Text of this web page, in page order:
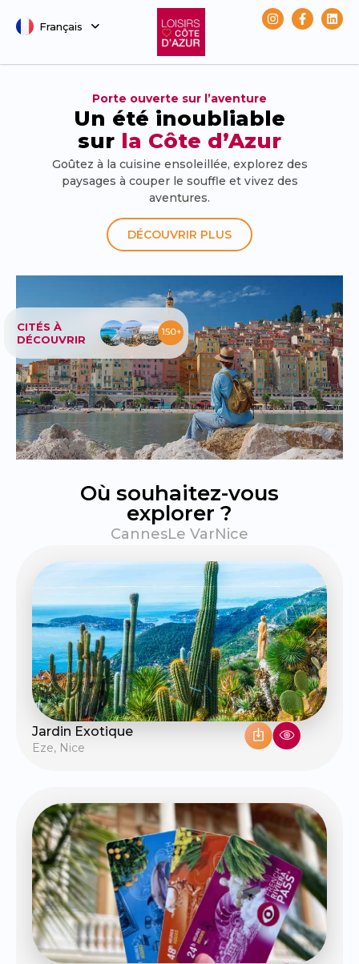
Français
Svenska
Porte ouverte sur l’aventure
Un été inoubliable
sur la Côte d’Azur
Goûtez à la cuisine ensoleillée, explorez des
paysages à couper le souffle et vivez des
aventures.
DÉCOUVRIR PLUS
CITÉS À
DÉCOUVRIR
Où souhaitez-vous
explorer ?
CannesLe VarNice
Jardin Exotique
Eze, Nice